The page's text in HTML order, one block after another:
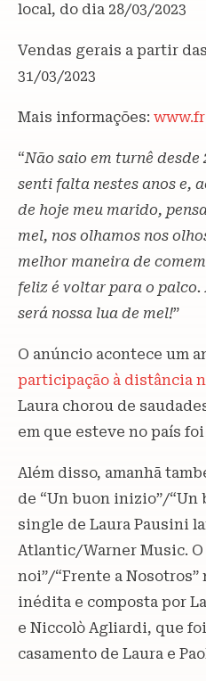
local, do dia 28/03/2023
Vendas gerais a partir
31/03/2023
Mais informações:
“Não saio em turnê desde
senti falta nestes anos e,
de hoje meu marido,
mel, nos olhamos nos
melhor maneira de
feliz é voltar para o
será nossa lua de mel!”
O anúncio acontece um
participação à distância
Laura chorou de
em que esteve no país foi
Além disso, amanhã
de “Un buon inizio”/“Un
single de Laura Pausini
Atlantic/Warner Music.
noi”/“Frente a Nosotros”
inédita e composta por
e Niccolò Agliardi, que
casamento de Laura e